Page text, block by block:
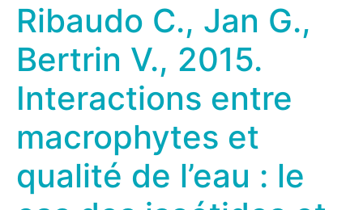
Ribaudo C., Jan G.,
Bertrin V., 2015.
Interactions entre
macrophytes et
qualité de l’eau : le